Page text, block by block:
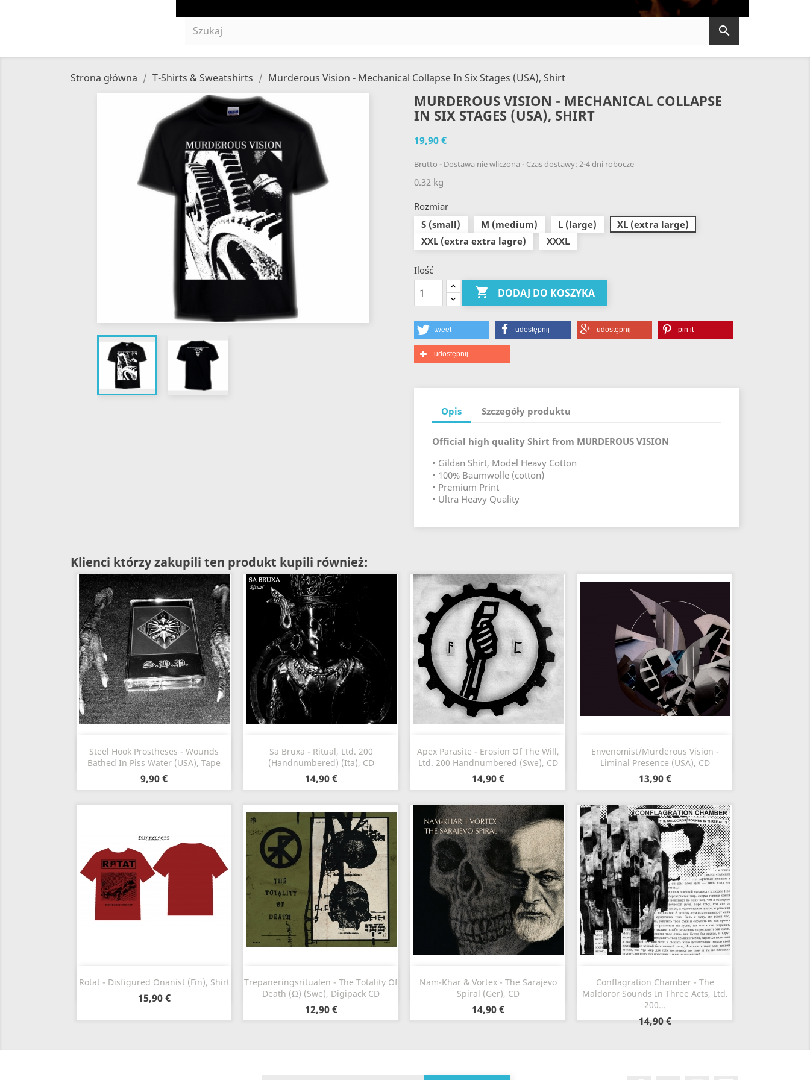

Strona główna T-Shirts & Sweatshirts Murderous Vision - Mechanical Collapse In Six Stages (USA), Shirt
MURDEROUS VISION - MECHANICAL COLLAPSE
IN SIX STAGES (USA), SHIRT
19,90 €
Brutto Dostawa nie wliczona Czas dostawy: 2-4 dni robocze
0.32 kg
Rozmiar
S (small)
M (medium) L (large)
XL (extra large)
XXL (extra extra lagre)
XXXL
Ilość
 DODAJ DO KOSZYKA
tweet udostępnij udostępnij pin it
udostępnij
Opis Szczegóły produktu
Official high quality Shirt from MURDEROUS VISION
• Gildan Shirt, Model Heavy Cotton
• 100% Baumwolle (cotton)
• Premium Print
• Ultra Heavy Quality
Klienci którzy zakupili ten produkt kupili również:
Steel Hook Prostheses - Wounds
Bathed In Piss Water (USA), Tape
9,90 €
Szybki podgląd
Sa Bruxa - Ritual, Ltd. 200
(Handnumbered) (Ita), CD
14,90 €
 Szybki podgląd
Apex Parasite - Erosion Of The Will,
Ltd. 200 Handnumbered (Swe), CD
14,90 €
 Szybki podgląd
Envenomist/Murderous Vision -
Liminal Presence (USA), CD
13,90 €
 Szybki podgląd
Rotat - Disfigured Onanist (Fin), Shirt
15,90 €
 Szybki podgląd
Trepaneringsritualen - The Totality Of
Death (Ω) (Swe), Digipack CD
12,90 €
 Szybki podgląd
Nam-Khar & Vortex - The Sarajevo
Spiral (Ger), CD
14,90 €
 Szybki podgląd
Conflagration Chamber - The
Maldoror Sounds In Three Acts, Ltd.
200...
14,90 €
 Szybki podgląd